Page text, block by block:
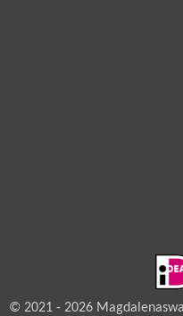
© 2021 - 2026